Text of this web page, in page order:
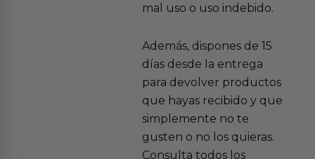
mal uso o uso indebido.
Además, dispones de 15
días desde la entrega
para devolver productos
que hayas recibido y que
simplemente no te
gusten o no los quieras.
Consulta todos los